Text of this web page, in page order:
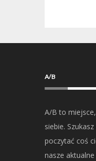
A/B
A/B to
siebie.
poczytać coś
nasze